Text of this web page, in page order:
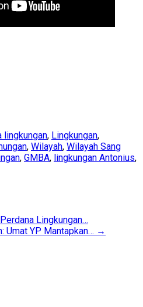
lingkungan, Lingkungan,
, Wilayah, Wilayah Sang
, GMBA, lingkungan Antonius,
Lingkungan…
Umat YP Mantapkan… →